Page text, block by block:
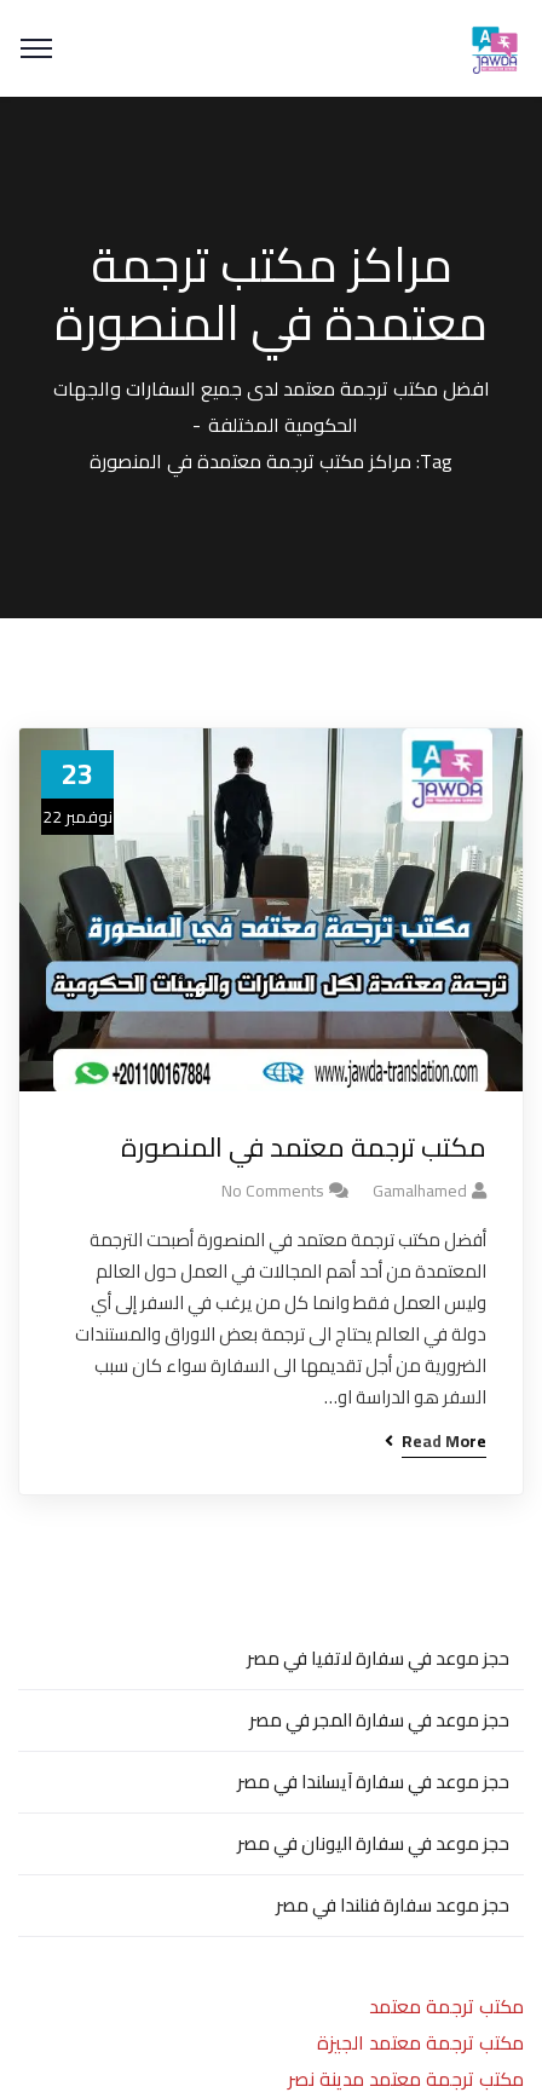
مراكز مكتب ترجمة
معتمدة في المنصورة
افضل مكتب ترجمة معتمد لدى جميع السفارات والجهات
الحكومية المختلفة
Tag: مراكز مكتب ترجمة معتمدة في المنصورة
23
نوفمبر 22
مكتب ترجمة معتمد في المنصورة
Gamalhamed
No Comments
أفضل مكتب ترجمة معتمد في المنصورة أصبحت الترجمة
المعتمدة من أحد أهم المجالات في العمل حول العالم
وليس العمل فقط وانما كل من يرغب في السفر إلى أي
دولة في العالم يحتاج الى ترجمة بعض الاوراق والمستندات
الضرورية من أجل تقديمها الى السفارة سواء كان سبب
السفر هو الدراسة او…
Read More
حجز موعد في سفارة لاتفيا في مصر
حجز موعد في سفارة المجر في مصر
حجز موعد في سفارة آيسلندا في مصر
حجز موعد في سفارة اليونان في مصر
حجز موعد سفارة فنلندا في مصر
مكتب ترجمة معتمد
مكتب ترجمة معتمد الجيزة
مكتب ترجمة معتمد مدينة نصر